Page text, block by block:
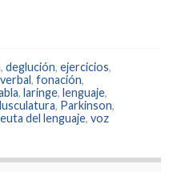
, deglución, ejercicios,
, fonación,
, laringe, lenguaje,
, Parkinson,
del lenguaje, voz